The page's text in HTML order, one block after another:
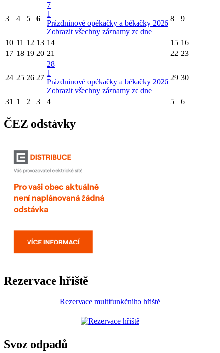
3 4 5 6
7
1
Prázdninové opékačky a békačky 2026
Zobrazit všechny záznamy ze dne
8 9
10 11 12 13 14 15 16
17 18 19 20 21 22 23
24 25 26 27
28
1
Prázdninové opékačky a békačky 2026
Zobrazit všechny záznamy ze dne
29 30
31 1 2 3 4 5 6
ČEZ odstávky
Rezervace hřiště
Rezervace multifunkčního hřiště
Svoz odpadů